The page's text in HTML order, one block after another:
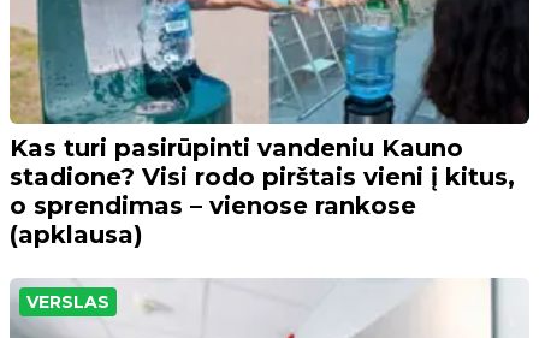
Kas turi pasirūpinti vandeniu Kauno
stadione? Visi rodo pirštais vieni į kitus,
o sprendimas – vienose rankose
(apklausa)
VERSLAS